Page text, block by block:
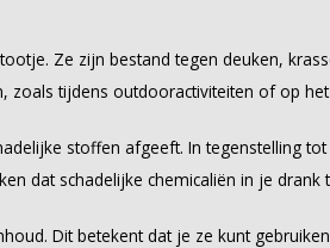
Ze zijn bestand tegen deuken,
zoals tijdens outdooractiviteiten of op
stoffen afgeeft. In tegenstelling
dat schadelijke chemicaliën in je drank
Dit betekent dat je ze kunt